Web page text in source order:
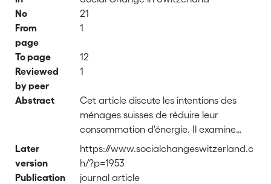
No
21
From
page
1
To page
12
Reviewed
by peer
1
Abstract
Cet article discute les intentions des
ménages suisses de réduire leur
consommation d'énergie. Il examine
leurs connaissances en matière
d'énergie ainsi que l'acceptation et la
visibilité de la taxe CO2. Les données
Later
version
https://www.socialchangeswitzerland.c
h/?p=1953
Publication
journal article